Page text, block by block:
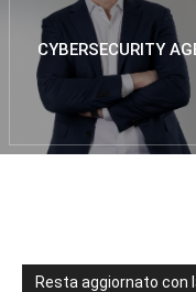
CYBERSECURITY
Resta aggiornato